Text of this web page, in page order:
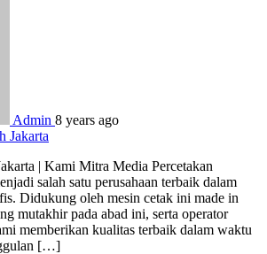
Admin 8 years ago
| Kami Mitra Media Percetakan
salah satu perusahaan terbaik dalam
Didukung oleh mesin cetak ini made in
mutakhir pada abad ini, serta operator
memberikan kualitas terbaik dalam waktu
[…]